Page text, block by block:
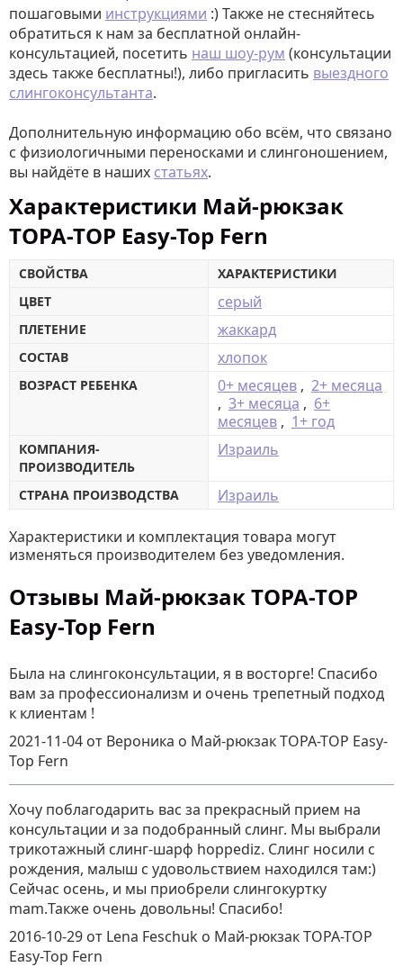
пошаговыми инструкциями :) Также не стесняйтесь
обратиться к нам за бесплатной онлайн-
консультацией, посетить наш шоу-рум (консультации
здесь также бесплатны!), либо пригласить выездного
слингоконсультанта.
Дополнительную информацию обо всём, что связано
с физиологичными переносками и слингоношением,
вы найдёте в наших статьях.
Характеристики Май-рюкзак
TOPA-TOP Easy-Top Fern
СВОЙСТВА
ХАРАКТЕРИСТИКИ
ЦВЕТ
серый
ПЛЕТЕНИЕ жаккард
СОСТАВ хлопок
ВОЗРАСТ РЕБЕНКА 0+ месяцев , 2+ месяца
, 3+ месяца , 6+
месяцев , 1+ год
КОМПАНИЯ-
ПРОИЗВОДИТЕЛЬ
Израиль
СТРАНА ПРОИЗВОДСТВА Израиль
Характеристики и комплектация товара могут
изменяться производителем без уведомления.
Отзывы Май-рюкзак TOPA-TOP
Easy-Top Fern
Была на слингоконсультации, я в восторге! Спасибо
вам за профессионализм и очень трепетный подход
к клиентам !
2021-11-04 от Вероника о Май-рюкзак TOPA-TOP Easy-
Top Fern
Хочу поблагодарить вас за прекрасный прием на
консультации и за подобранный слинг. Мы выбрали
трикотажный слинг-шарф hoppediz. Слинг носили с
рождения, малыш с удовольствием находился там:)
Сейчас осень, и мы приобрели слингокуртку
mam.Также очень довольны! Спасибо!
2016-10-29 от Lena Feschuk о Май-рюкзак TOPA-TOP
Easy-Top Fern